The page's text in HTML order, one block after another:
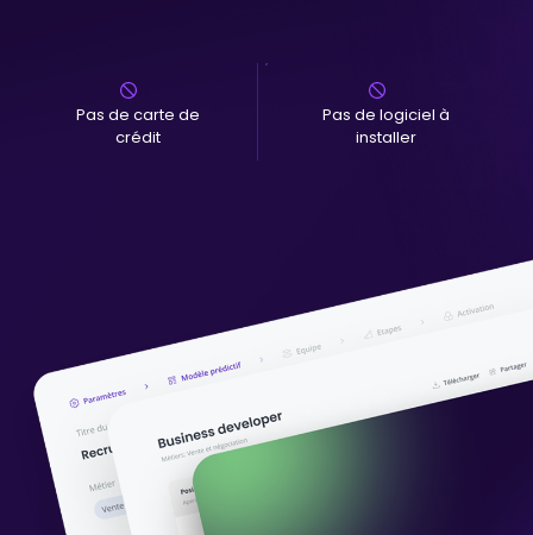
Pas de carte de
crédit
Pas de logiciel à
installer